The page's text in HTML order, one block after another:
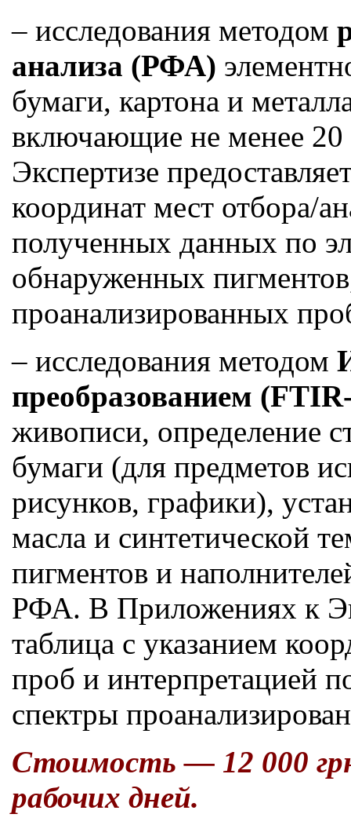
– исследования методом
анализа (РФА)
бумаги, картона и
включающие не менее
Экспертизе
координат мест отбора/
полученных данных по
обнаруженных
проанализированных
– исследования методом
преобразованием
живописи, определение
бумаги (для предметов
рисунков, графики),
масла и синтетической
пигментов и
РФА. В Приложениях к
таблица с указанием
проб и интерпретацией
спектры
Стоимость — 12 000
рабочих дней.